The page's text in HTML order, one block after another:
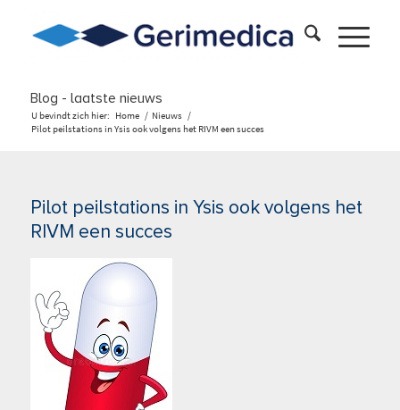
Blog - laatste nieuws
U bevindt zich hier: Home / Nieuws /
Pilot peilstations in Ysis ook volgens het RIVM een succes
Pilot peilstations in Ysis ook volgens het
RIVM een succes